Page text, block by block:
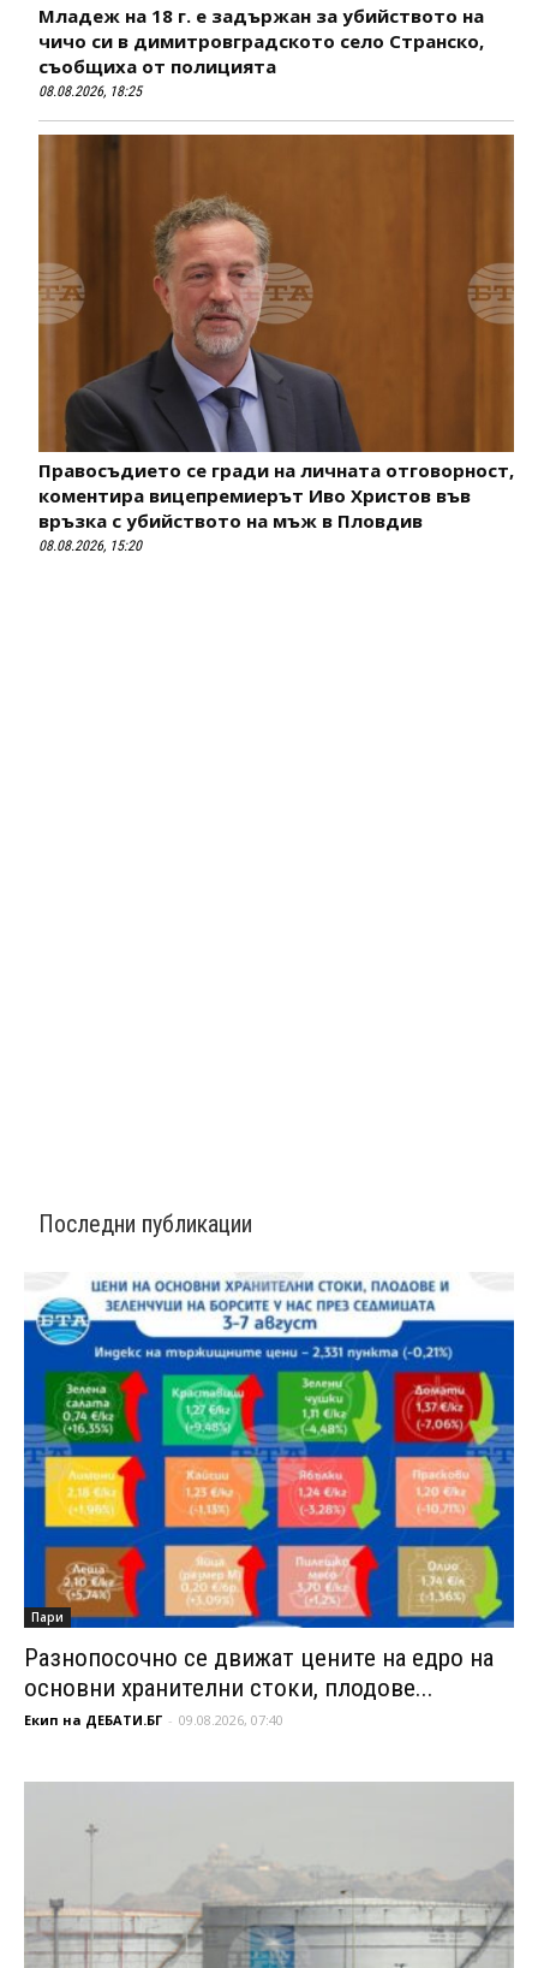
Младеж на 18 г. е задържан за убийството на
чичо си в димитровградското село Странско,
съобщиха от полицията
08.08.2026, 18:25
Правосъдието се гради на личната отговорност,
коментира вицепремиерът Иво Христов във
връзка с убийството на мъж в Пловдив
08.08.2026, 15:20
Последни публикации
Пари
Разнопосочно се движат цените на едро на
основни хранителни стоки, плодове...
Екип на ДЕБАТИ.БГ - 09.08.2026, 07:40